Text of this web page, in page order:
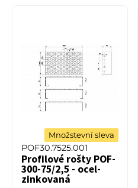
Množstevní sleva
POF30.7525.001
Profilové rošty POF-
300-75/2,5 - ocel-
zinkovaná